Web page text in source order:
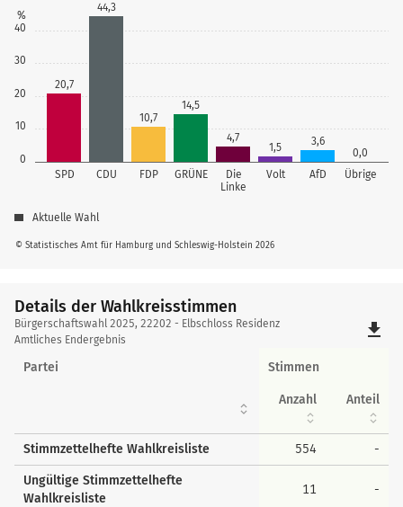
0
10
20
30
40
%
SPD CDU FDP GRÜNE
Die
Linke
Volt AfD Übrige
20,7
44,3
10,7
14,5
4,7
1,5
3,6
0,0
© Statistisches Amt für Hamburg und Schleswig-Holstein 2026
Aktuelle Wahl
Details der Wahlkreisstimmen
Details
der
Wahlkreisstimmen
Bürgerschaftswahl 2025, 22202 - Elbschloss Residenz
Amtliches Endergebnis
file_download
Partei Stimmen
Anzahl Anteil
Stimmzettelhefte Wahlkreisliste 554 -
Ungültige Stimmzettelhefte
Wahlkreisliste
11 -